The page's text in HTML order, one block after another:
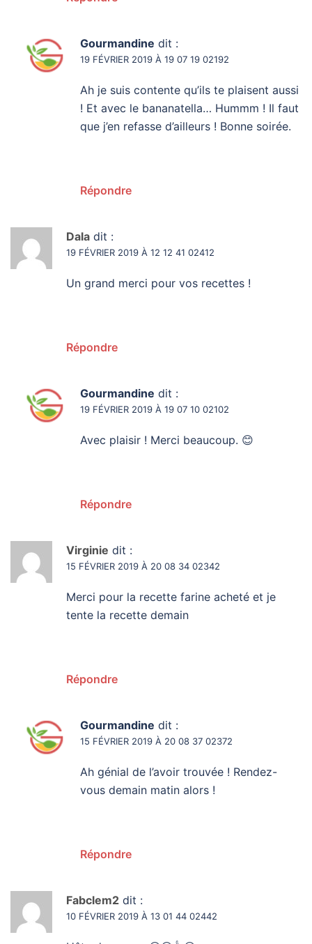
Gourmandine dit :
19 FÉVRIER 2019 À 19 07 19 02192
Ah je suis contente qu’ils te plaisent aussi
! Et avec le bananatella… Hummm ! Il faut
que j’en refasse d’ailleurs ! Bonne soirée.
Répondre
Dala dit :
19 FÉVRIER 2019 À 12 12 41 02412
Un grand merci pour vos recettes !
Répondre
Gourmandine dit :
19 FÉVRIER 2019 À 19 07 10 02102
Avec plaisir ! Merci beaucoup. 😊
Répondre
Virginie dit :
15 FÉVRIER 2019 À 20 08 34 02342
Merci pour la recette farine acheté et je
tente la recette demain
Répondre
Gourmandine dit :
15 FÉVRIER 2019 À 20 08 37 02372
Ah génial de l’avoir trouvée ! Rendez-
vous demain matin alors !
Répondre
Fabclem2 dit :
10 FÉVRIER 2019 À 13 01 44 02442